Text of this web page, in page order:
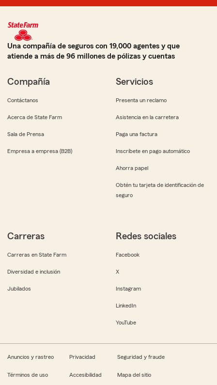
Una compañía de seguros con 19,000 agentes y que
atiende a más de 96 millones de pólizas y cuentas
Compañía
Contáctanos
Acerca de State Farm
Sala de Prensa
Empresa a empresa (B2B)
Servicios
Presenta un reclamo
Asistencia en la carretera
Paga una factura
Inscríbete en pago automático
Ahorra papel
Obtén tu tarjeta de identificación de
seguro
Carreras
Carreras en State Farm
Diversidad e inclusión
Jubilados
Redes sociales
Facebook
X
Instagram
LinkedIn
YouTube
Anuncios y rastreo Privacidad Seguridad y fraude
Términos de uso Accesibilidad Mapa del sitio